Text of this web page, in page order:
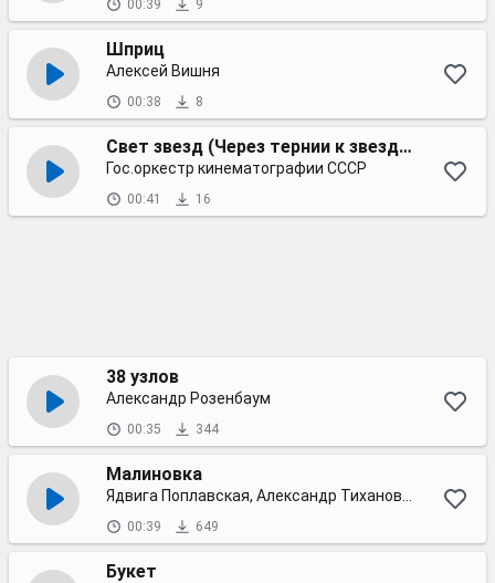
00:39 9
Шприц
Алексей Вишня
00:38 8
Свет звезд (Через тернии к звездам)
Гос.оркестр кинематографии СССР
00:41 16
38 узлов
Александр Розенбаум
00:35 344
Малиновка
00:39 649
Букет